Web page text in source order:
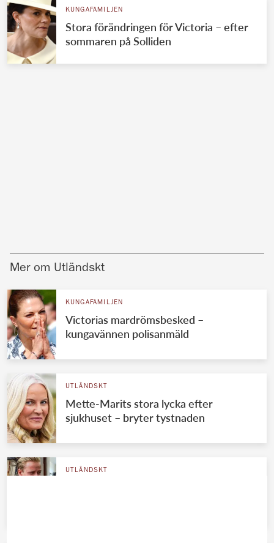
KUNGAFAMILJEN
Stora förändringen för Victoria – efter
sommaren på Solliden
Mer om Utländskt
KUNGAFAMILJEN
Victorias mardrömsbesked –
kungavännen polisanmäld
UTLÄNDSKT
Mette-Marits stora lycka efter
sjukhuset – bryter tystnaden
UTLÄNDSKT